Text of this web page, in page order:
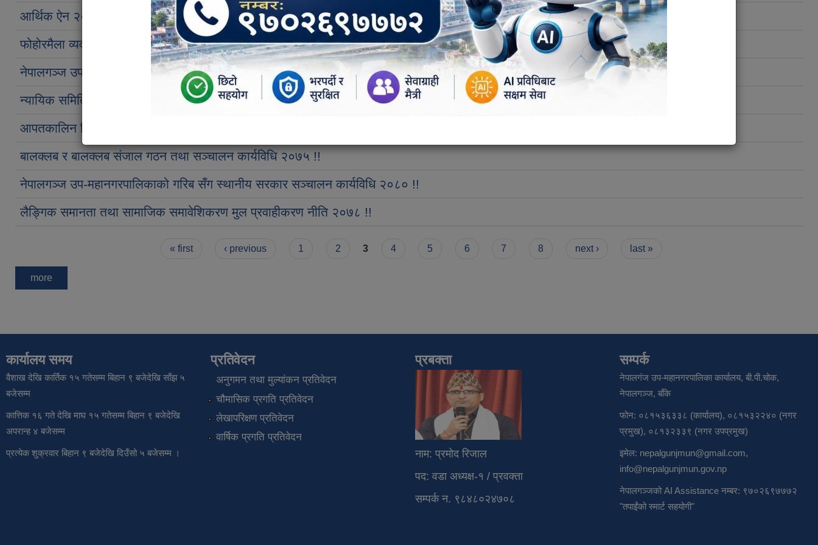
आर्थिक ऐन २०८१, नेपालगञ्ज उप-महानगरपालिका !!
फोहोरमैला व्यवस्थापन एेन २०७५, नेपालगञ्ज उप-महानगरपालिका !!
नेपालगञ्ज उपमहानगरपालिकाको ई-रिक्शा सम्बन्धी कार्यविधि २०७८ !!
न्यायिक समिति कार्यविधि व्यवस्थित गर्न बनेको एेन २०७५ नेपालगञ्ज उप-महानगरपालिका !!
आपतकालिन विपद् पुर्वतयारी तथा प्रतिकार्य योजना २०८० !!
बालक्लब र बालक्लब संजाल गठन तथा सञ्चालन कार्यविधि २०७५ !!
नेपालगञ्ज उप-महानगरपालिकाको गरिब सँग स्थानीय सरकार सञ्चालन कार्यविधि २०८० !!
लैङ्गिक समानता तथा सामाजिक समावेशिकरण मुल प्रवाहीकरण नीति २०७८ !!
« first ‹ previous 1 2 3 4 5 6 7 8 next › last »
more
कार्यालय समय
वैशाख देखि कार्तिक १५ गतेसम्म बिहान ९ बजेदेखि साँझ ५
बजेसम्म
कात्तिक १६ गते देखि माघ १५ गतेसम्म बिहान ९ बजेदेखि
अपरान्ह ४ बजेसम्म
प्रत्येक शुक्रवार बिहान ९ बजेदेखि दिउँसो ५ बजेसम्म ।
प्रतिवेदन
अनुगमन तथा मुल्यांकन प्रतिवेदन
चौमासिक प्रगति प्रतिवेदन
लेखापरिक्षण प्रतिवेदन
वार्षिक प्रगति प्रतिवेदन
प्रबक्ता
नाम: प्रमोद रिजाल
पद: वडा अध्यक्ष-१ / प्रवक्ता
सम्पर्क न. ९८४८०२४७०८
सम्पर्क
नेपालगंज उप-महानगरपालिका कार्यालय, बी.पी.चोक,
नेपालगञ्ज, बाँके
फोन: ०८१५३६३३८ (कार्यालय), ०८१५३२२४० (नगर
प्रमुख), ०८१३२३३९ (नगर उपप्रमुख)
इमेल: nepalgunjmun@gmail.com,
info@nepalgunjmun.gov.np
नेपालगञ्जको AI Assistance नम्बर: ९७०२६९७७७२
"तपाईंको स्मार्ट सहयोगी"